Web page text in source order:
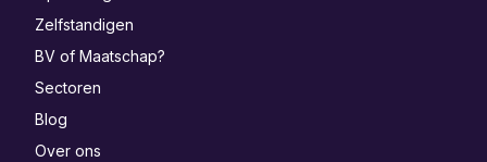
Zelfstandigen
BV of Maatschap?
Sectoren
Blog
Over ons